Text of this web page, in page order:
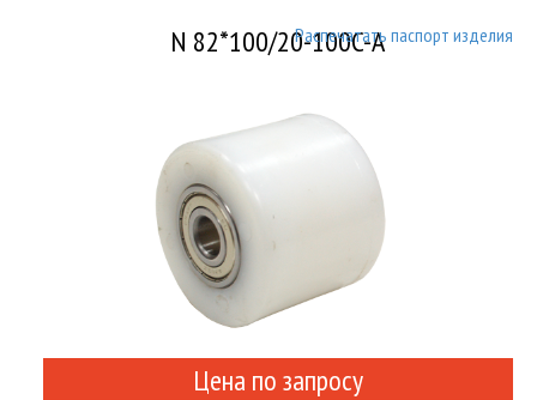
N 82*100/20-100C-AРаспечатать паспорт изделия
Цена по запросу